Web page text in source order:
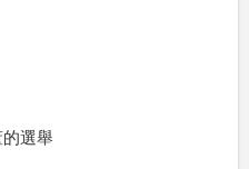
選舉